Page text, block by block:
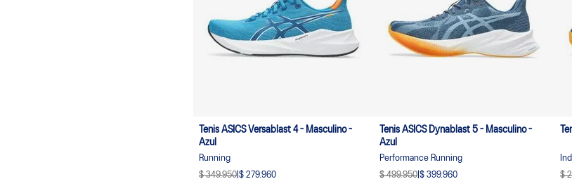
Tenis ASICS Versablast 4 - Masculino -
Azul
Running
$ 349.950| $ 279.960
Tenis ASICS Dynablast 5 - Masculino -
Azul
Performance Running
$ 499.950| $ 399.960
$